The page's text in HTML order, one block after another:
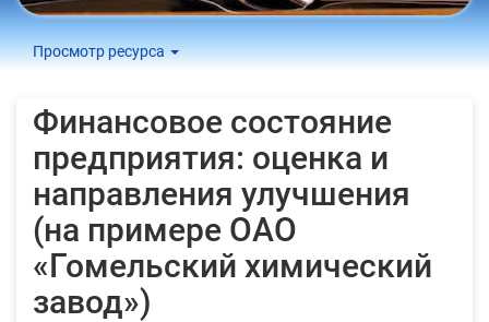
Просмотр ресурса
Финансовое состояние
предприятия: оценка и
направления улучшения
(на примере ОАО
«Гомельский химический
завод»)